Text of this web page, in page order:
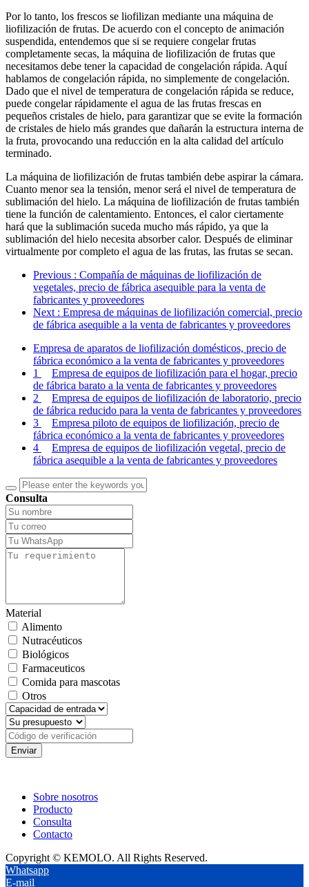
Por lo tanto, los frescos se liofilizan mediante una máquina de
liofilización de frutas. De acuerdo con el concepto de animación
suspendida, entendemos que si se requiere congelar frutas
completamente secas, la máquina de liofilización de frutas que
necesitamos debe tener la capacidad de congelación rápida. Aquí
hablamos de congelación rápida, no simplemente de congelación.
Dado que el nivel de temperatura de congelación rápida se reduce,
puede congelar rápidamente el agua de las frutas frescas en
pequeños cristales de hielo, para garantizar que se evite la formación
de cristales de hielo más grandes que dañarán la estructura interna de
la fruta, provocando una reducción en la alta calidad del artículo
terminado.
La máquina de liofilización de frutas también debe aspirar la cámara.
Cuanto menor sea la tensión, menor será el nivel de temperatura de
sublimación del hielo. La máquina de liofilización de frutas también
tiene la función de calentamiento. Entonces, el calor ciertamente
hará que la sublimación suceda mucho más rápido, ya que la
sublimación del hielo necesita absorber calor. Después de eliminar
virtualmente por completo el agua de las frutas, las frutas se secan.
Previous : Compañía de máquinas de liofilización de
vegetales, precio de fábrica asequible para la venta de
fabricantes y proveedores
Next : Empresa de máquinas de liofilización comercial, precio
de fábrica asequible a la venta de fabricantes y proveedores
Empresa de aparatos de liofilización domésticos, precio de
fábrica económico a la venta de fabricantes y proveedores
1
Empresa de equipos de liofilización para el hogar, precio
de fábrica barato a la venta de fabricantes y proveedores
2
Empresa de equipos de liofilización de laboratorio, precio
de fábrica reducido para la venta de fabricantes y proveedores
3
Empresa piloto de equipos de liofilización, precio de
fábrica económico a la venta de fabricantes y proveedores
4
Empresa de equipos de liofilización vegetal, precio de
fábrica asequible a la venta de fabricantes y proveedores
Consulta
Material
Alimento
Nutracéuticos
Biológicos
Farmaceuticos
Comida para mascotas
Otros
Enviar
Sobre nosotros
Producto
Consulta
Contacto
Copyright © KEMOLO. All Rights Reserved.
Whatsapp
E-mail